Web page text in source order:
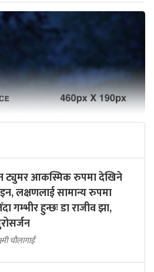
ट्युमर आकस्मिक रुपमा देखिने
लक्षणलाई सामान्य रुपमा
गम्भीर हुन्छः डा राजीव झा,
चौलागाईं